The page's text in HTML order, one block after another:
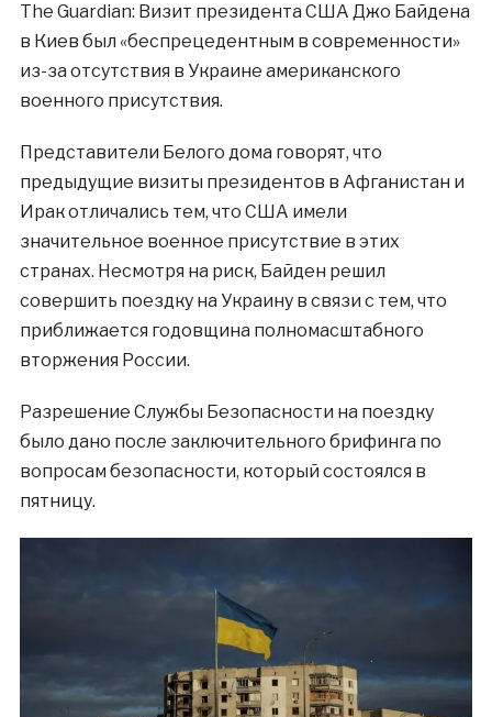
The Guardian: Визит президента США Джо Байдена
в Киев был «беспрецедентным в современности»
из-за отсутствия в Украине американского
военного присутствия.
Представители Белого дома говорят, что
предыдущие визиты президентов в Афганистан и
Ирак отличались тем, что США имели
значительное военное присутствие в этих
странах. Несмотря на риск, Байден решил
совершить поездку на Украину в связи с тем, что
приближается годовщина полномасштабного
вторжения России.
Разрешение Службы Безопасности на поездку
было дано после заключительного брифинга по
вопросам безопасности, который состоялся в
пятницу.